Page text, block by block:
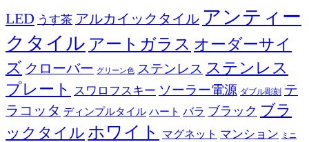
LED うす茶 アルカイックタイル アンティー
クタイル アートガラス オーダーサイ
ズ クローバー グリーン色 ステンレス ステンレス
プレート
スワロフスキー ソーラー電源 ダブル彫刻 テ
ラコッタ ディンプルタイル ハート バラ ブラック ブラ
ックタイル ホワイト マグネット マンション ミニ